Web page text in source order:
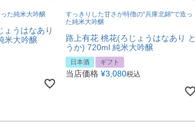
た純米大吟醸
ょうはなあり
米大吟醸
すっきりした甘さが特徴の"兵庫北錦"で造っ
た純米大吟醸
路上有花 桃花(ろじょうはなあり と
うか) 720ml 純米大吟醸
日本酒 ギフト
当店価格 ¥3,080税込